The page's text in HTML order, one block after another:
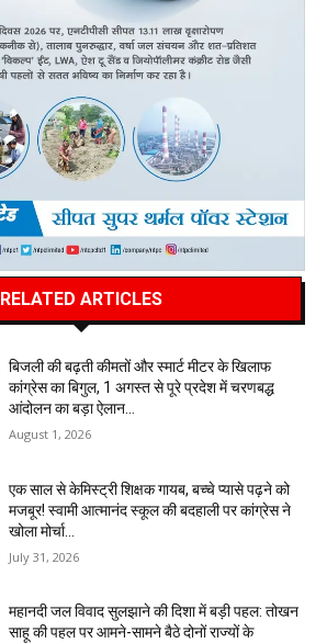
RELATED ARTICLES
बिजली की बढ़ती कीमतों और स्मार्ट मीटर के खिलाफ
कांग्रेस का बिगुल, 1 अगस्त से पूरे प्रदेश में चरणबद्ध
आंदोलन का बड़ा ऐलान…
August 1, 2026
एक साल से केमिस्ट्री शिक्षक गायब, बच्चे प्यासे पढ़ने को
मजबूर! स्वामी आत्मानंद स्कूल की बदहाली पर कांग्रेस ने
खोला मोर्चा…
July 31, 2026
महानदी जल विवाद सुलझाने की दिशा में बड़ी पहल: तोखन
साहू की पहल पर आमने-सामने बैठे दोनों राज्यों के